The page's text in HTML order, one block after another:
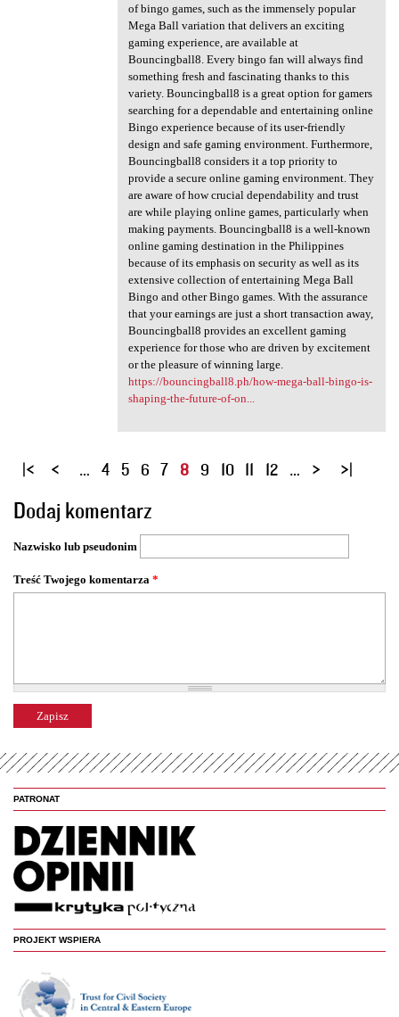
of bingo games, such as the immensely popular
Mega Ball variation that delivers an exciting
gaming experience, are available at
Bouncingball8. Every bingo fan will always find
something fresh and fascinating thanks to this
variety. Bouncingball8 is a great option for gamers
searching for a dependable and entertaining online
Bingo experience because of its user-friendly
design and safe gaming environment. Furthermore,
Bouncingball8 considers it a top priority to
provide a secure online gaming environment. They
are aware of how crucial dependability and trust
are while playing online games, particularly when
making payments. Bouncingball8 is a well-known
online gaming destination in the Philippines
because of its emphasis on security as well as its
extensive collection of entertaining Mega Ball
Bingo and other Bingo games. With the assurance
that your earnings are just a short transaction away,
Bouncingball8 provides an excellent gaming
experience for those who are driven by excitement
or the pleasure of winning large.
https://bouncingball8.ph/how-mega-ball-bingo-is-
shaping-the-future-of-on...
S
r
o
n
y
… 4 5 6 7 8 9 10 11 12 …
Dodaj komentarz
Nazwisko lub pseudonim
Treść Twojego komentarza *
PATRONAT
PROJEKT WSPIERA